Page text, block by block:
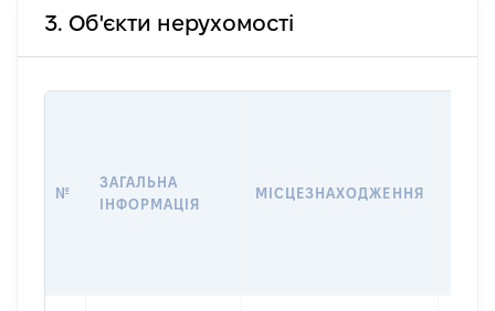
3. Об'єкти нерухомості
№
ЗАГАЛЬНА
ІНФОРМАЦІЯ
МІСЦЕЗНАХОДЖЕННЯ